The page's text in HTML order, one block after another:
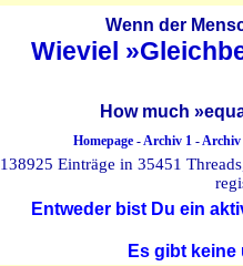
Wenn der
Wieviel
How much
Homepage-Archiv 1-Archiv
138925 Einträge in 35451
Entweder bist Du ein
Es gibt